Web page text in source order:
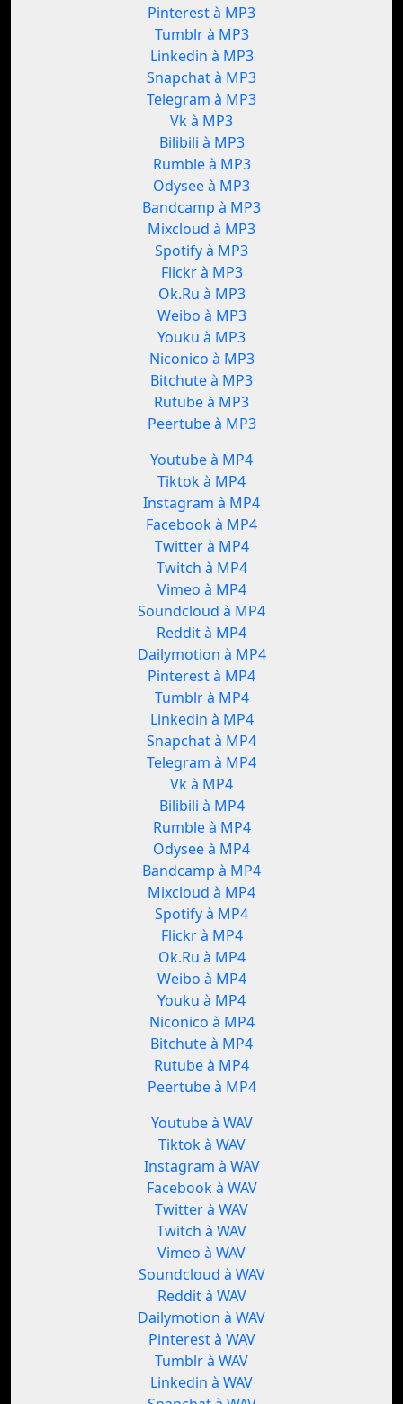
Pinterest à MP3
Tumblr à MP3
Linkedin à MP3
Snapchat à MP3
Telegram à MP3
Vk à MP3
Bilibili à MP3
Rumble à MP3
Odysee à MP3
Bandcamp à MP3
Mixcloud à MP3
Spotify à MP3
Flickr à MP3
Ok.Ru à MP3
Weibo à MP3
Youku à MP3
Niconico à MP3
Bitchute à MP3
Rutube à MP3
Peertube à MP3
Youtube à MP4
Tiktok à MP4
Instagram à MP4
Facebook à MP4
Twitter à MP4
Twitch à MP4
Vimeo à MP4
Soundcloud à MP4
Reddit à MP4
Dailymotion à MP4
Pinterest à MP4
Tumblr à MP4
Linkedin à MP4
Snapchat à MP4
Telegram à MP4
Vk à MP4
Bilibili à MP4
Rumble à MP4
Odysee à MP4
Bandcamp à MP4
Mixcloud à MP4
Spotify à MP4
Flickr à MP4
Ok.Ru à MP4
Weibo à MP4
Youku à MP4
Niconico à MP4
Bitchute à MP4
Rutube à MP4
Peertube à MP4
Youtube à WAV
Tiktok à WAV
Instagram à WAV
Facebook à WAV
Twitter à WAV
Twitch à WAV
Vimeo à WAV
Soundcloud à WAV
Reddit à WAV
Dailymotion à WAV
Pinterest à WAV
Tumblr à WAV
Linkedin à WAV